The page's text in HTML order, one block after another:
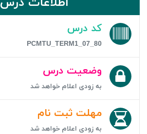
کد درس
PCMTU_TERM1_07_80
وضعیت درس
به زودی اعلام خواهد شد
مهلت ثبت نام
به زودی اعلام خواهد شد